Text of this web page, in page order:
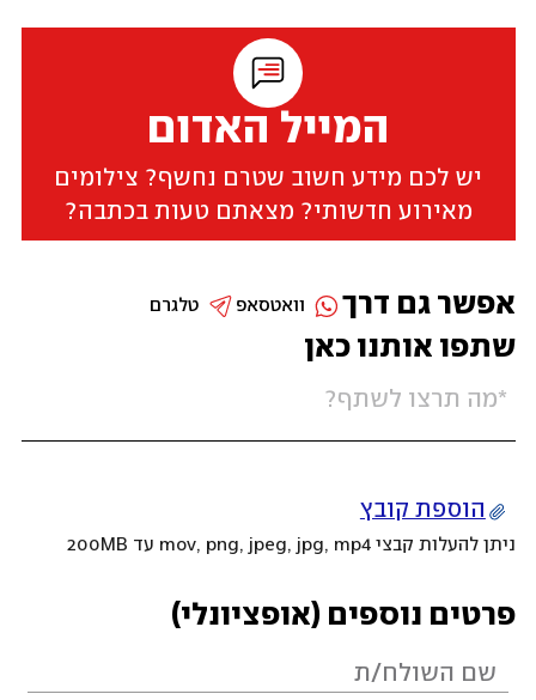
המייל האדום
יש לכם מידע חשוב שטרם נחשף? צילומים
מאירוע חדשותי? מצאתם טעות בכתבה?
שתפו אותנו כאן
הוספת קובץ
ניתן להעלות קבצי mov, png, jpeg, jpg, mp4 עד 200MB
פרטים נוספים (אופציונלי)
אפשר גם דרך טלגרם וואטסאפ